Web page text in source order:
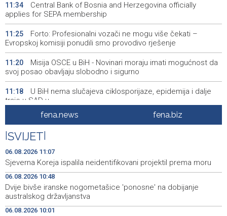
11:34
Central Bank of Bosnia and Herzegovina officially
applies for SEPA membership
11:25
Forto: Profesionalni vozači ne mogu više čekati –
Evropskoj komisiji ponudili smo provodivo rješenje
11:20
Misija OSCE u BiH - Novinari moraju imati mogućnost da
svoj posao obavljaju slobodno i sigurno
11:18
U BiH nema slučajeva ciklosporijaze, epidemija i dalje
traje u SAD-u
Ulysses obilježava završetak "Kralja Leara" nakon 26
sezona
11:07
Sjeverna Koreja ispalila neidentifikovani projektil prema
moru
11:00
Sunčano i vruće narednih dana, u popodnevnim
satima izgledni lokalni pljuskovi
10:48
Dvije bivše iranske nogometašice 'ponosne' na
fena.news fena.biz
SVIJET
06.08.2026 11:07
Sjeverna Koreja ispalila neidentifikovani projektil prema moru
06.08.2026 10:48
Dvije bivše iranske nogometašice 'ponosne' na dobijanje
australskog državljanstva
06.08.2026 10:01